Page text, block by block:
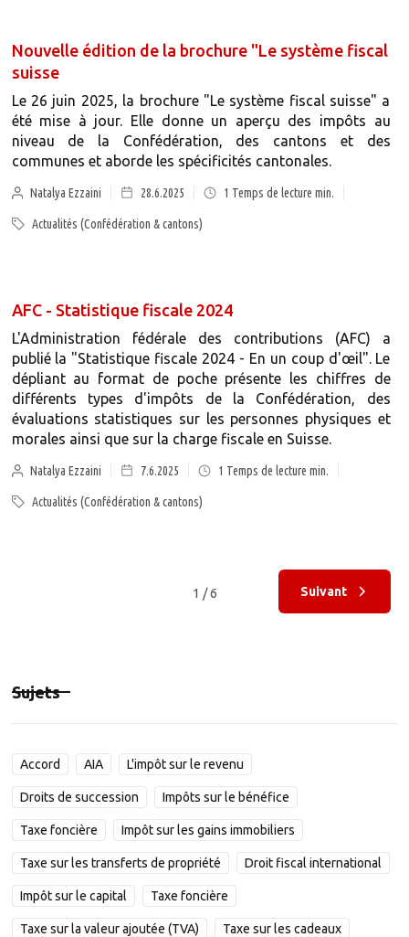
Nouvelle édition de la brochure "Le système fiscal
suisse
Le 26 juin 2025, la brochure "Le système fiscal suisse" a
été mise à jour. Elle donne un aperçu des impôts au
niveau de la Confédération, des cantons et des
communes et aborde les spécificités cantonales.
Natalya Ezzaini 28.6.2025 1 Temps de lecture min.
Actualités (Confédération & cantons)
AFC - Statistique fiscale 2024
L'Administration fédérale des contributions (AFC) a
publié la "Statistique fiscale 2024 - En un coup d'œil". Le
dépliant au format de poche présente les chiffres de
différents types d'impôts de la Confédération, des
évaluations statistiques sur les personnes physiques et
morales ainsi que sur la charge fiscale en Suisse.
Natalya Ezzaini 7.6.2025 1 Temps de lecture min.
Actualités (Confédération & cantons)
1 / 6 Suivant
Sujets
Accord AIA L'impôt sur le revenu
Droits de succession Impôts sur le bénéfice
Taxe foncière Impôt sur les gains immobiliers
Taxe sur les transferts de propriété Droit fiscal international
Impôt sur le capital Taxe foncière
Taxe sur la valeur ajoutée (TVA) Taxe sur les cadeaux